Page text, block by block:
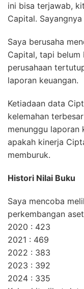
ini bisa terjawab,
Capital.
Saya berusaha
Capital, tapi belum
perusahaan
laporan keuangan.
Ketiadaan data
kelemahan
menunggu laporan
apakah kinerja
memburuk.
Histori Nilai Buku
Saya mencoba
perkembangan
2020 : 423
2021 : 469
2022 : 383
2023 : 392
2024 : 335